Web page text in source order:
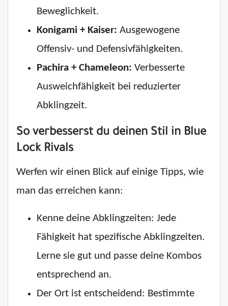
Beweglichkeit.
Konigami + Kaiser: Ausgewogene
Offensiv- und Defensivfähigkeiten.
Pachira + Chameleon: Verbesserte
Ausweichfähigkeit bei reduzierter
Abklingzeit.
So verbesserst du deinen Stil in Blue
Lock Rivals
Werfen wir einen Blick auf einige Tipps, wie
man das erreichen kann:
Kenne deine Abklingzeiten: Jede
Fähigkeit hat spezifische Abklingzeiten.
Lerne sie gut und passe deine Kombos
entsprechend an.
Der Ort ist entscheidend: Bestimmte